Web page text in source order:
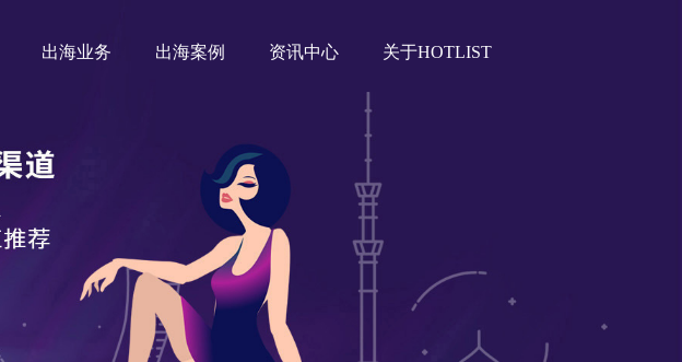
出海业务 出海案例 资讯中心 关于HOTLIST